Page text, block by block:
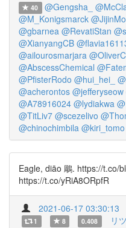
40 @Gengsha_
@M_Konigsmarck
@gbarnea @RevatiStan
@XianyangCB
@ailourosmarjara
@AbscessChemical
@PfisterRodo @hui_hei_
@acherontos @jefferyseow
@A78916024 @lydiakwa
@TitLiv7 @scezelivo
@chinochimbila @kiri_tomo
Eagle, diāo 鵰. https://t.co/
https://t.co/yRiA8ORpfR
2021-06-17 03:30:13
1 8 0.408 リ